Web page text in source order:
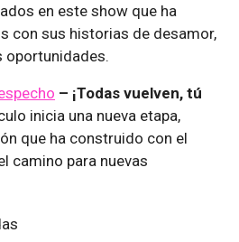
en este show que ha
con sus historias de desamor,
oportunidades.
– ¡Todas vuelven, tú
inicia una nueva etapa,
que ha construido con el
camino para nuevas